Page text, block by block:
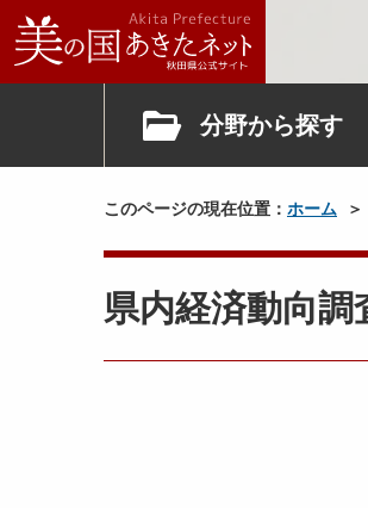
分野から探す
このページの現在位置： ホーム
県内経済動向調